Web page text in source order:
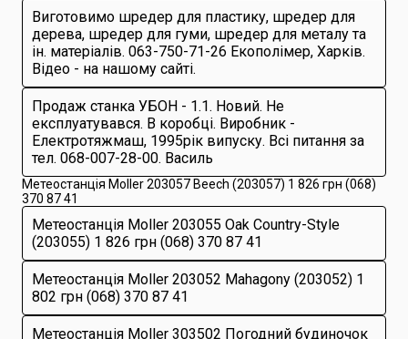
Виготовимо шредер для пластику, шредер для
дерева, шредер для гуми, шредер для металу та
ін. матеріалів. 063-750-71-26 Екополімер, Харків.
Відео - на нашому сайті.
Продаж станка УБОН - 1.1. Новий. Не
експлуатувався. В коробці. Виробник -
Електротяжмаш, 1995рік випуску. Всі питання за
тел. 068-007-28-00. Василь
Метеостанція Moller 203057 Beech (203057) 1 826 грн (068)
370 87 41
Метеостанція Moller 203055 Oak Country-Style
(203055) 1 826 грн (068) 370 87 41
Метеостанція Moller 203052 Mahagony (203052) 1
802 грн (068) 370 87 41
Метеостанція Moller 303502 Погодний будиночок